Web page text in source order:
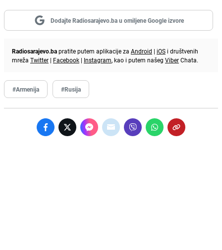
Dodajte Radiosarajevo.ba u omiljene Google izvore
Radiosarajevo.bapratite putem aplikacije za Android | iOS i društvenih
mreža Twitter | Facebook | Instagram, kao i putem našeg ViberChata.
#Armenija #Rusija